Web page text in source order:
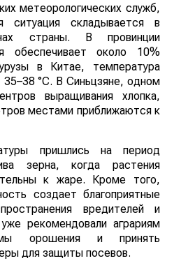
метеорологических служб,
ситуация складывается в
страны. В провинции
обеспечивает около 10%
в Китае, температура
35–38 °C. В Синьцзяне, одном
выращивания хлопка,
местами приближаются к
пришлись на период
зерна, когда растения
к жаре. Кроме того,
создает благоприятные
вредителей и
рекомендовали аграриям
орошения и принять
для защиты посевов.